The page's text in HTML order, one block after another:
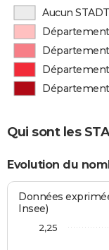
Aucun
Département
Qui sont les
Evolution du
Données
Insee)
2,25